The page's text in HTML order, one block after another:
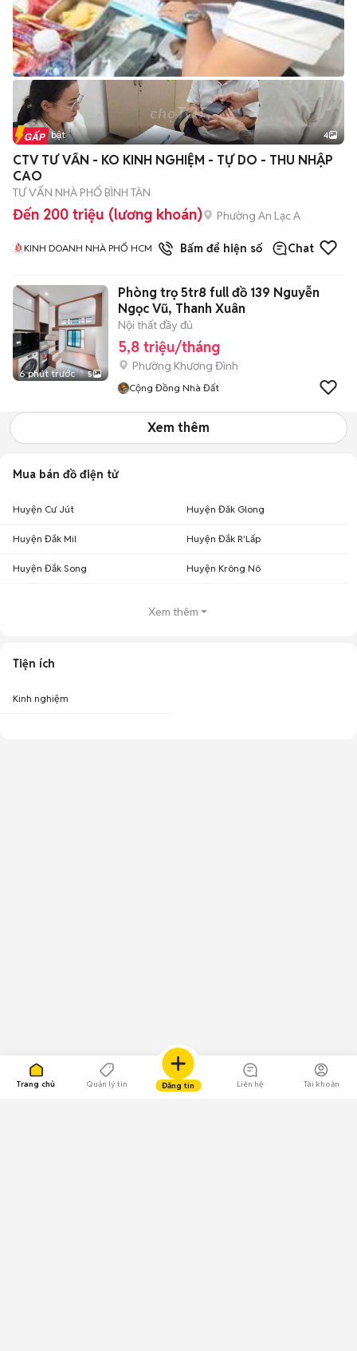
Trang chủ Quản lý tin Đăng tin Liên hệ Tài khoản
Tin nổi bật 4
CTV TƯ VẤN - KO KINH NGHIỆM - TỰ DO - THU NHẬP
CAO
TƯ VẤN NHÀ PHỐ BÌNH TÂN
Đến 200 triệu (lương khoán) Phường An Lạc A
KINH DOANH NHÀ PHỐ HCM 1đã bánBấm để hiện số Chat
6 phút trước 5
Phòng trọ 5tr8 full đồ 139 Nguyễn
Ngọc Vũ, Thanh Xuân
Nội thất đầy đủ
5,8 triệu/tháng
Phường Khương Đình
Cộng Đồng Nhà Đất
Xem thêm
Mua bán đồ điện tử
Huyện Cư Jút Huyện Đăk Glong
Huyện Đắk Mil Huyện Đắk R'Lấp
Huyện Đắk Song Huyện Krông Nô
Xem thêm
Tiện ích
Kinh nghiệm